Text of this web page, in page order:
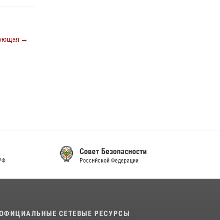
→
Совет Безопасности
Российской Федерации
СЕТЕВЫЕ РЕСУРСЫ